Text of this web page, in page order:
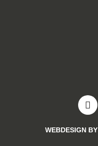
WEBDESIGN BY